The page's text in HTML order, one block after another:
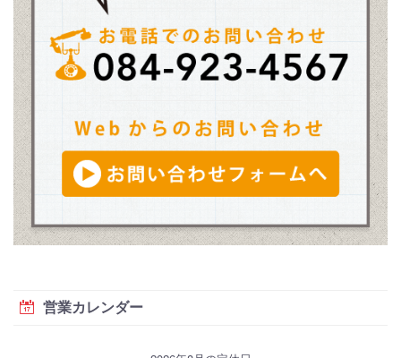
営業カレンダー